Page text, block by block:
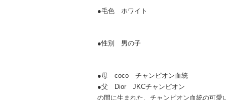
●毛色 ホワイト
●性別 男の子
●母 coco チャンピオン血統
●父 Dior JKCチャンピオン
の間に生まれた、チャンピオン血統の可愛